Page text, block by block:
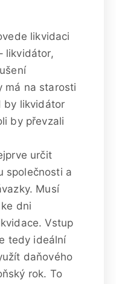
likvidaci
likvidátor,
má na starosti
by likvidátor
by převzali
určit
společnosti a
Musí
dni
Vstup
tedy ideální
daňového
rok. To